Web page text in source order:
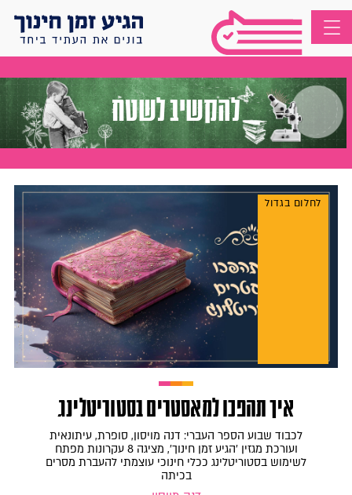
להקשיב לשטח
לחלום בגדול
איך תהפכו למאסטרים בסטוריטלינג
לכבוד שבוע הספר העברי: דנה מויסון, סופרת, עיתונאית
ועורכת מגזין 'הגיע זמן חינוך', מציגה 8 עקרונות מפתח
לשימוש בסטוריטלינג ככלי חינוכי עוצמתי להעברת מסרים
בכיתה